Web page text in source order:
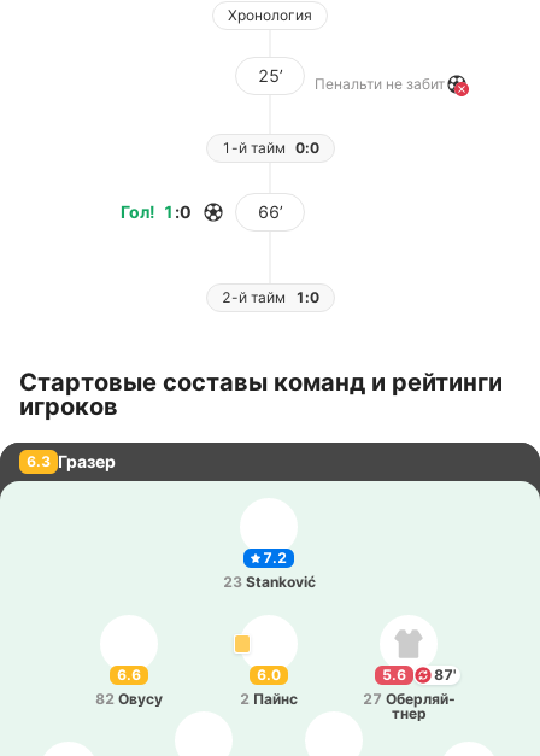
Хронология
25’ Пенальти не забит
1-й тайм 0:0
Гол! 1 :0 66’
2-й тайм 1:0
Стартовые составы команд и рейтинги
игроков
6.3 Гразер
7.2
23 Stanković
6.0
2 Пайнс
5.6
87'
27 Обе­рляй­
тнер
6.6
82 Овусу